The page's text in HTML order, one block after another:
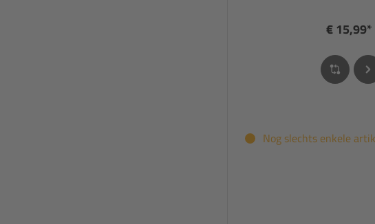
€ 15,99*
Nog slechts enkele